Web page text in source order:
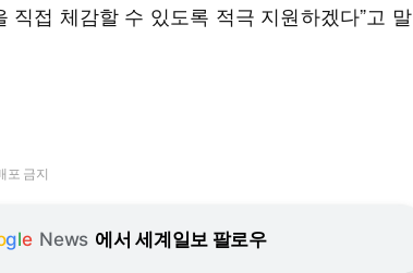
직접 체감할 수 있도록 적극 지원하겠다”고 말
포 금지
gle News 에서 세계일보 팔로우